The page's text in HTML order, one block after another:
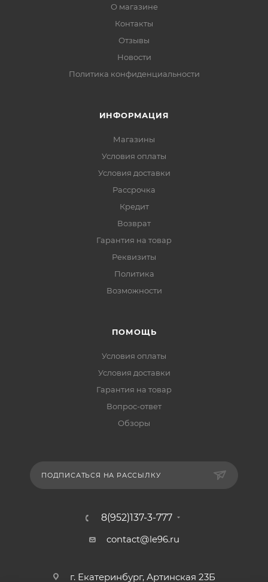
О магазине
Контакты
Отзывы
Новости
Политика конфиденциальности
ИНФОРМАЦИЯ
Магазины
Условия оплаты
Условия доставки
Рассрочка
Кредит
Возврат
Гарантия на товар
Реквизиты
Политика
Возможности
ПОМОЩЬ
Условия оплаты
Условия доставки
Гарантия на товар
Вопрос-ответ
Обзоры
ПОДПИСАТЬСЯ НА РАССЫЛКУ
8(952)137-3-777
contact@le96.ru
г. Екатеринбург, Артинская 23Б